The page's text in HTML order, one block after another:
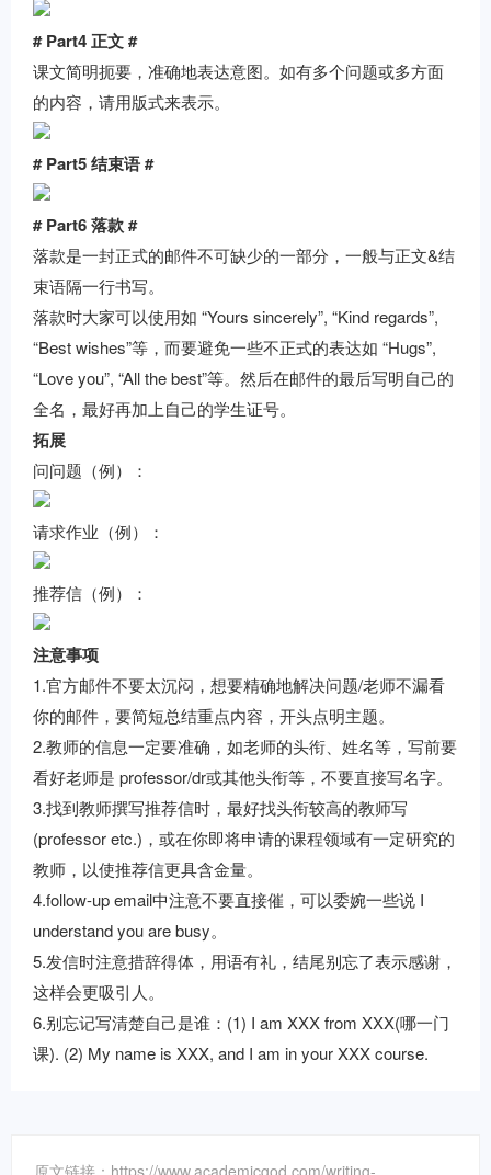
# Part4 正文 #
课文简明扼要，准确地表达意图。如有多个问题或多方面
的内容，请用版式来表示。
# Part5 结束语 #
# Part6 落款 #
落款是一封正式的邮件不可缺少的一部分，一般与正文&结
束语隔一行书写。
落款时大家可以使用如 “Yours sincerely”, “Kind regards”,
“Best wishes”等，而要避免一些不正式的表达如 “Hugs”,
“Love you”, “All the best”等。然后在邮件的最后写明自己的
全名，最好再加上自己的学生证号。
拓展
问问题（例）：
请求作业（例）：
推荐信（例）：
注意事项
1.官方邮件不要太沉闷，想要精确地解决问题/老师不漏看
你的邮件，要简短总结重点内容，开头点明主题。
2.教师的信息一定要准确，如老师的头衔、姓名等，写前要
看好老师是 professor/dr或其他头衔等，不要直接写名字。
3.找到教师撰写推荐信时，最好找头衔较高的教师写
(professor etc.)，或在你即将申请的课程领域有一定研究的
教师，以使推荐信更具含金量。
4.follow-up email中注意不要直接催，可以委婉一些说 I
understand you are busy。
5.发信时注意措辞得体，用语有礼，结尾别忘了表示感谢，
这样会更吸引人。
6.别忘记写清楚自己是谁：(1) I am XXX from XXX(哪一门
课). (2) My name is XXX, and I am in your XXX course.
原文链接：https://www.academicgod.com/writing-